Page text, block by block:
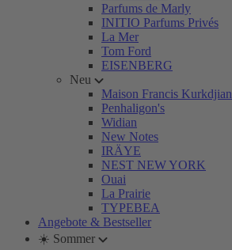
Parfums de Marly
INITIO Parfums Privés
La Mer
Tom Ford
EISENBERG
Neu
Maison Francis Kurkdjian
Penhaligon's
Widian
New Notes
IRÄYE
NEST NEW YORK
Ouai
La Prairie
TYPEBEA
Angebote & Bestseller
☀️ Sommer